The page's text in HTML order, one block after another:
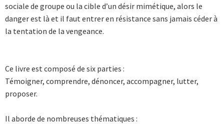
sociale de groupe ou la cible d’un désir mimétique, alors le
danger est là et il faut entrer en résistance sans jamais céder à
la ­tentation de la vengeance.
Ce livre est composé de six parties :
Témoigner, comprendre, dénoncer, accompagner, lutter,
proposer.
Il aborde de nombreuses thématiques :